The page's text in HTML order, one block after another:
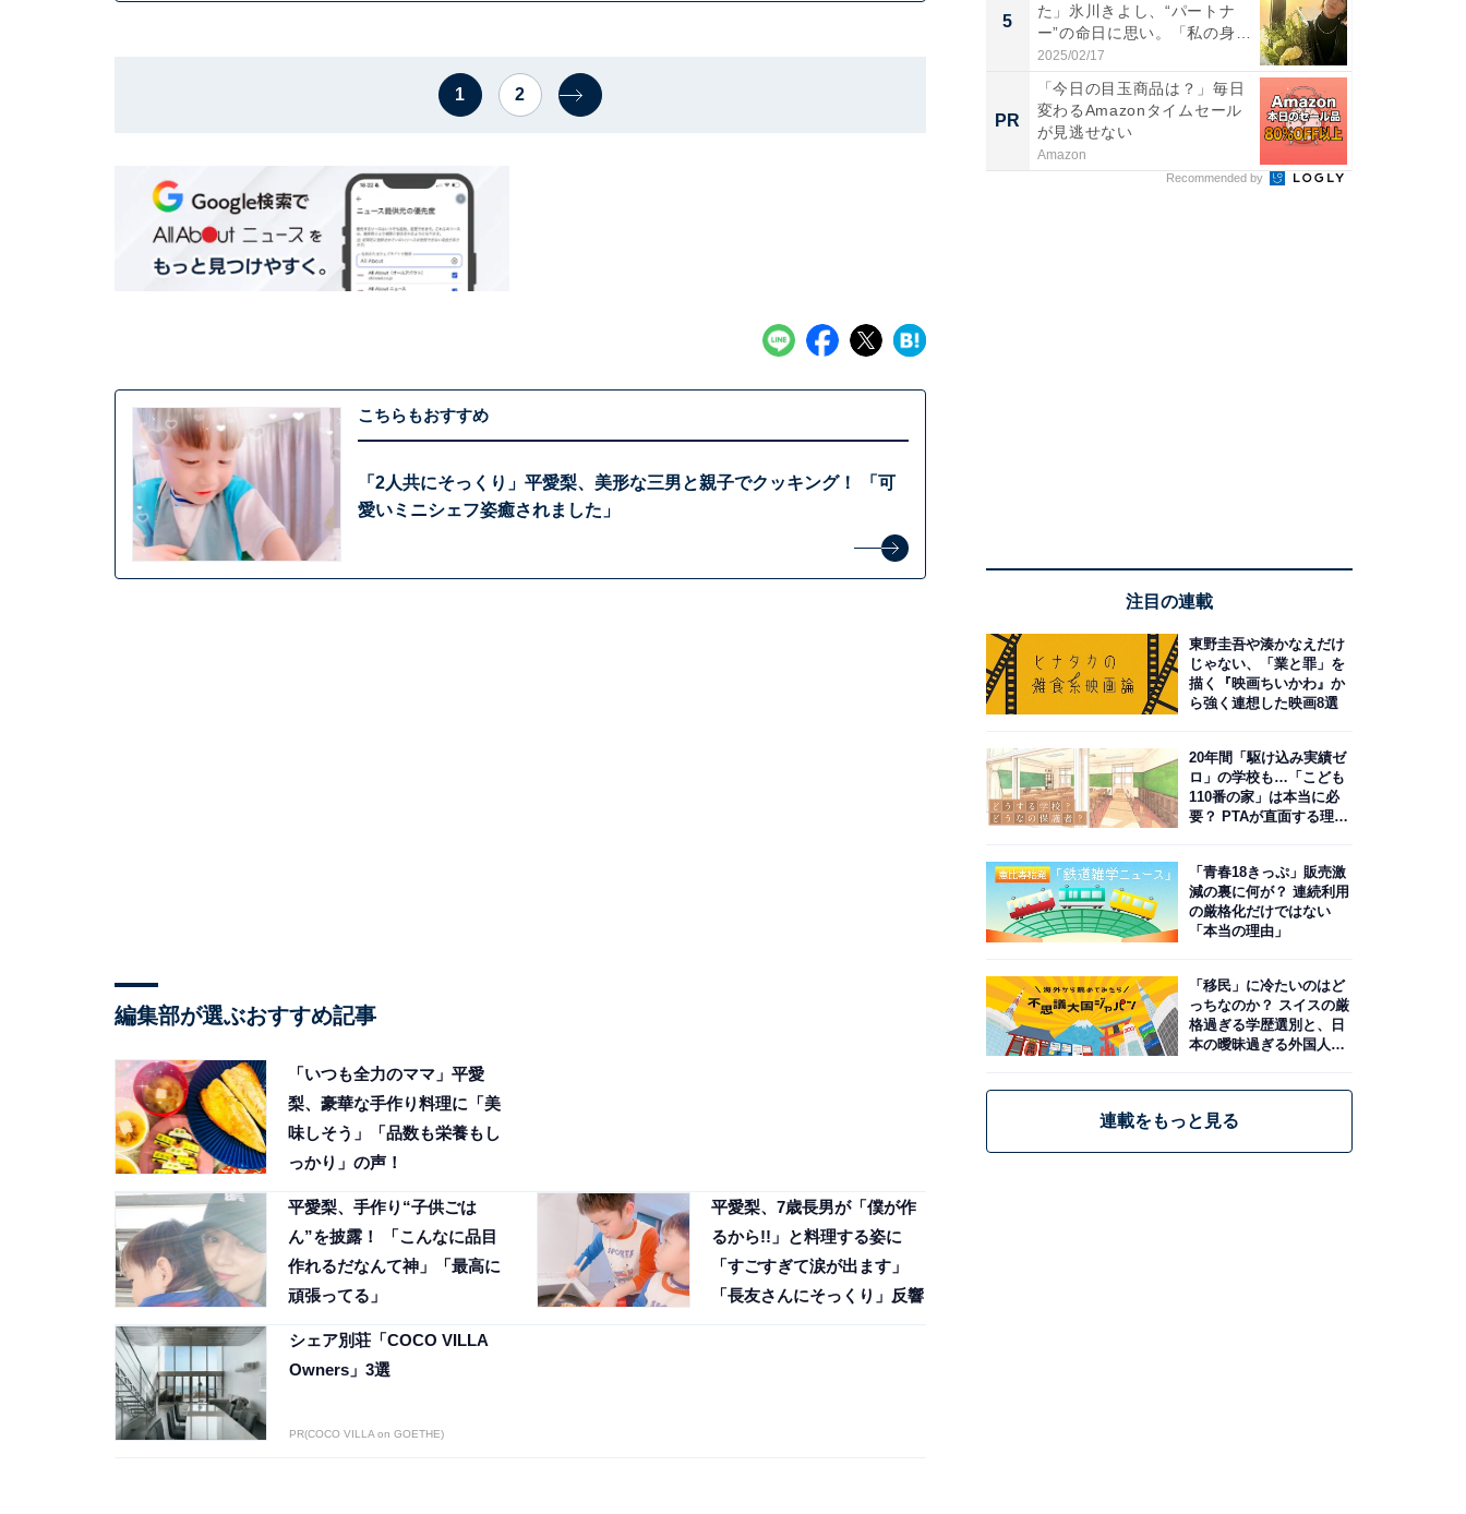
1 2
こちらもおすすめ
「2人共にそっくり」平愛梨、美形な三男と親子でクッキング！ 「可
愛いミニシェフ姿癒されました」
編集部が選ぶおすすめ記事
「いつも全力のママ」平愛
梨、豪華な手作り料理に「美
味しそう」「品数も栄養もし
っかり」の声！
平愛梨、手作り“子供ごは
ん”を披露！ 「こんなに品目
作れるだなんて神」「最高に
頑張ってる」
平愛梨、7歳長男が「僕が作
るから!!」と料理する姿に
「すごすぎて涙が出ます」
「長友さんにそっくり」反響
シェア別荘「COCO VILLA
Owners」3選
PR(COCO VILLA on GOETHE)
5
た」氷川きよし、“パートナ
ー”の命日に思い。「私の身
体...
2025/02/17
PR
「今日の目玉商品は？」毎日
変わるAmazonタイムセール
が見逃せない
Amazon
Recommended by
注目の連載
東野圭吾や湊かなえだけ
じゃない、「業と罪」を
描く『映画ちいかわ』か
ら強く連想した映画8選
20年間「駆け込み実績ゼ
ロ」の学校も…「こども
110番の家」は本当に必
要？ PTAが直面する理想
「青春18きっぷ」販売激
減の裏に何が？ 連続利用
の厳格化だけではない
「本当の理由」
「移民」に冷たいのはど
っちなのか？ スイスの厳
格過ぎる学歴選別と、日
本の曖昧過ぎる外国人政
連載をもっと見る